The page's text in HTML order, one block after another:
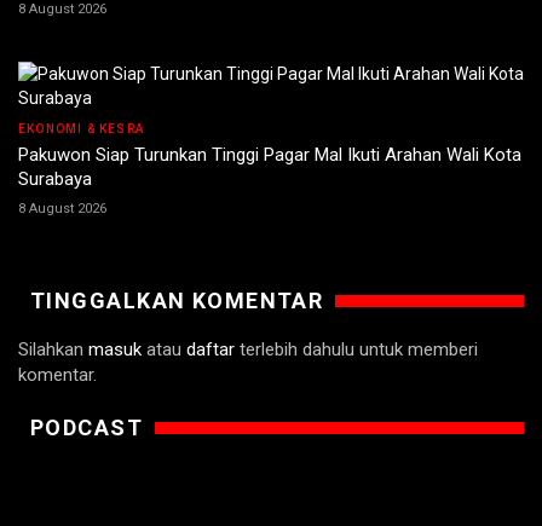
8 August 2026
EKONOMI & KESRA
Pakuwon Siap Turunkan Tinggi Pagar Mal Ikuti Arahan Wali Kota
Surabaya
8 August 2026
TINGGALKAN KOMENTAR
Silahkan masuk atau daftar terlebih dahulu untuk memberi
komentar.
PODCAST